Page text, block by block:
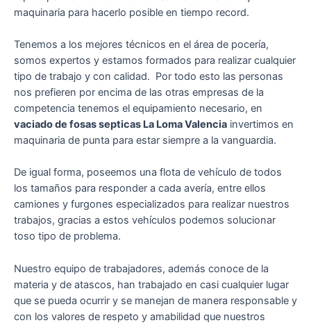
maquinaria para hacerlo posible en tiempo record.
Tenemos a los mejores técnicos en el área de pocería,
somos expertos y estamos formados para realizar cualquier
tipo de trabajo y con calidad. Por todo esto las personas
nos prefieren por encima de las otras empresas de la
competencia tenemos el equipamiento necesario, en
vaciado de fosas septicas La Loma Valencia invertimos en
maquinaria de punta para estar siempre a la vanguardia.
De igual forma, poseemos una flota de vehículo de todos
los tamaños para responder a cada avería, entre ellos
camiones y furgones especializados para realizar nuestros
trabajos, gracias a estos vehículos podemos solucionar
toso tipo de problema.
Nuestro equipo de trabajadores, además conoce de la
materia y de atascos, han trabajado en casi cualquier lugar
que se pueda ocurrir y se manejan de manera responsable y
con los valores de respeto y amabilidad que nuestros